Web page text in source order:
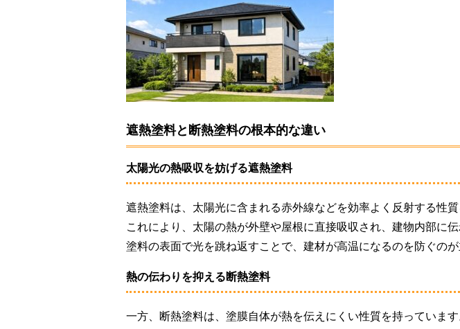
遮熱塗料と断熱塗料の根本的な違い
太陽光の熱吸収を妨げる遮熱塗料
遮熱塗料は、太陽光に含まれる赤外線などを効率よく反射する性質
これにより、太陽の熱が外壁や屋根に直接吸収され、建物内部に伝
塗料の表面で光を跳ね返すことで、建材が高温になるのを防ぐのが
熱の伝わりを抑える断熱塗料
一方、断熱塗料は、塗膜自体が熱を伝えにくい性質を持っています